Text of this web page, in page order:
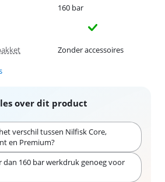
160 bar
Zonder accessoires
over dit product
verschil tussen Nilfisk Core,
en Premium?
dan 160 bar werkdruk genoeg voor